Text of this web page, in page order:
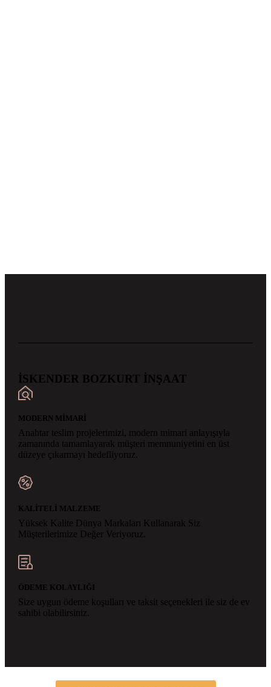
İSKENDER BOZKURT İNŞAAT
MODERN MİMARİ
Anahtar teslim projelerimizi, modern mimari anlayışıyla
zamanında tamamlayarak müşteri memnuniyetini en üst
düzeye çıkarmayı hedefliyoruz.
KALİTELİ MALZEME
Yüksek Kalite Dünya Markaları Kullanarak Siz
Müşterilerimize Değer Veriyoruz.
ÖDEME KOLAYLIĞI
Size uygun ödeme koşulları ve taksit seçenekleri ile siz de ev
sahibi olabilirsiniz.